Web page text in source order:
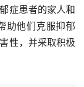
症患者的家人和
助他们克服抑郁
性，并采取积极